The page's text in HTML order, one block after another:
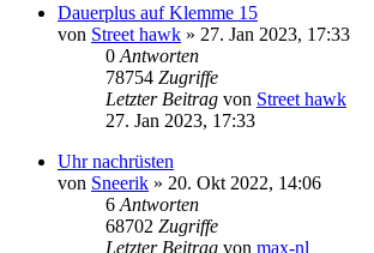
Dauerplus auf Klemme 15
von Street hawk » 27. Jan 2023, 17:33
0 Antworten
78754 Zugriffe
Letzter Beitrag von Street hawk
27. Jan 2023, 17:33
Uhr nachrüsten
von Sneerik » 20. Okt 2022, 14:06
6 Antworten
68702 Zugriffe
Letzter Beitrag von max-nl